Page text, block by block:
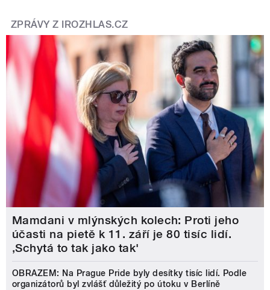
ZPRÁVY Z IROZHLAS.CZ
Mamdani v mlýnských kolech: Proti jeho
účasti na pietě k 11. září je 80 tisíc lidí.
‚Schytá to tak jako tak'
OBRAZEM: Na Prague Pride byly desítky tisíc lidí. Podle
organizátorů byl zvlášť důležitý po útoku v Berlíně